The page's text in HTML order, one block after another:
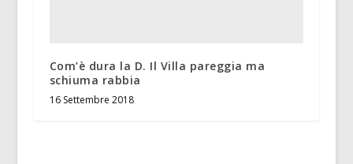
Com’è dura la D. Il Villa pareggia ma
schiuma rabbia
16 Settembre 2018